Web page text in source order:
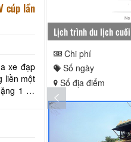
cúp lần
xe đạp
liền một
1 tại
Lịch trình du lịch
Chi phí
Số ngày
Số địa điểm